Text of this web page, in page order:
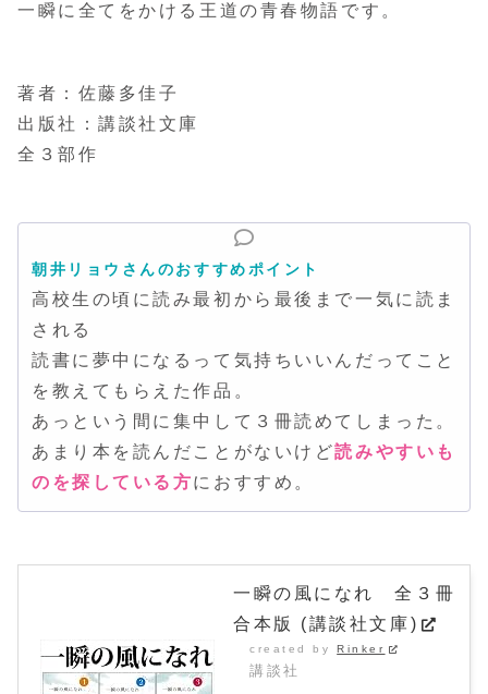
一瞬に全てをかける王道の青春物語です。
著者：佐藤多佳子
出版社：講談社文庫
全３部作
朝井リョウさんのおすすめポイント
高校生の頃に読み最初から最後まで一気に読ま
される
読書に夢中になるって気持ちいいんだってこと
を教えてもらえた作品。
あっという間に集中して３冊読めてしまった。
あまり本を読んだことがないけど読みやすいも
のを探している方におすすめ。
一瞬の風になれ 全３冊
合本版 (講談社文庫)
created byRinker
講談社